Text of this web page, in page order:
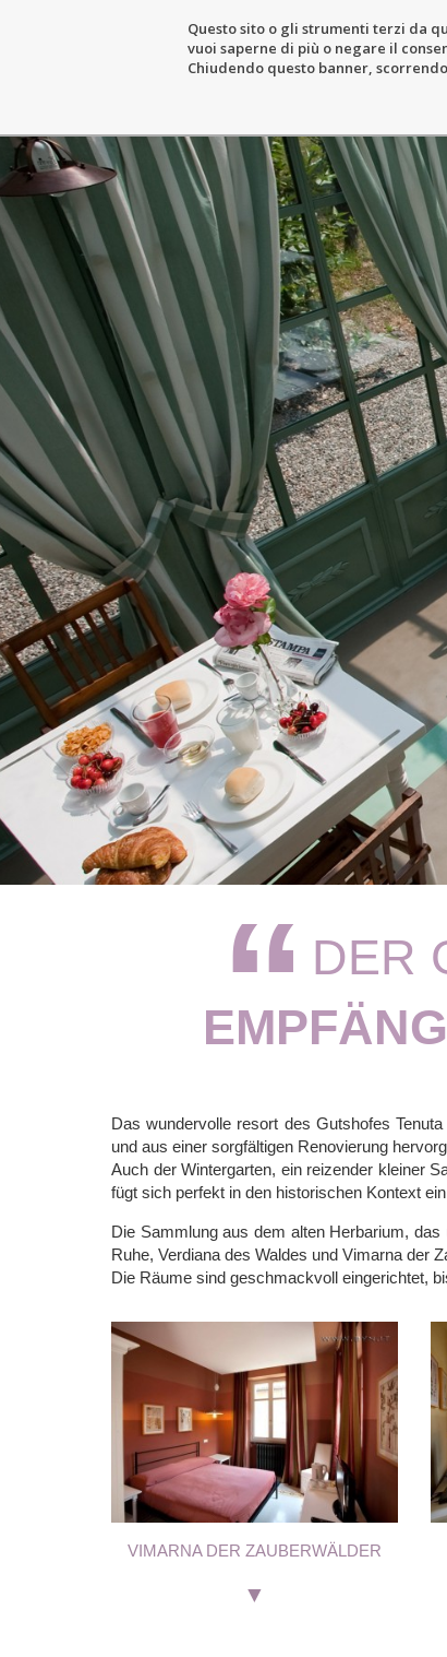
Questo sito o gli strumenti terzi da
vuoi saperne di più o negare il
Chiudendo questo banner,
DER GUTSHOF DER
DER
Das wundervolle resort des Gutshofes
und aus einer sorgfältigen Renovierung
Auch der Wintergarten, ein reizender kleiner
fügt sich perfekt in den historischen Kontext
Die Sammlung aus dem alten Herbarium,
Ruhe, Verdiana des Waldes und Vimarna der
Die Räume sind geschmackvoll eingerichtet,
VIMARNA DER ZAUBERWÄLDER